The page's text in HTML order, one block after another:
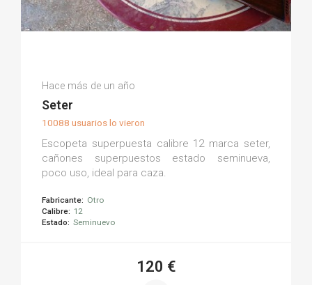
Alvaro G.
Hace más de un año
Seter
10088 usuarios lo vieron
Escopeta superpuesta calibre 12 marca seter,
cañones superpuestos estado seminueva,
poco uso, ideal para caza.
Fabricante: Otro
Calibre: 12
Estado: Seminuevo
120 €